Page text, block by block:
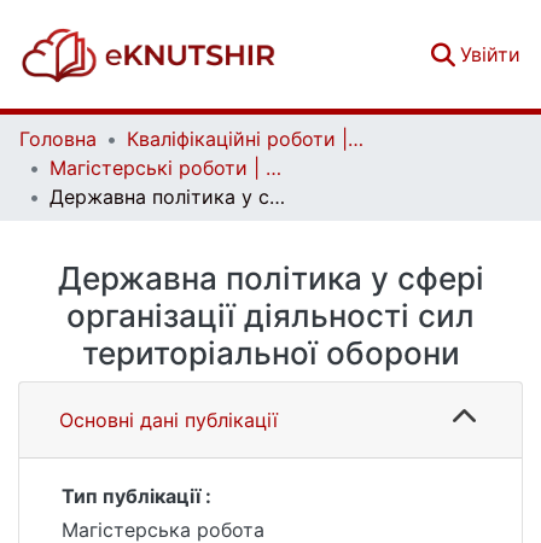
Увійти
Головна
Кваліфікаційні роботи | Qualifying works
Магістерські роботи | Master's theses
Державна політика у сфері організації діяльності сил територіальної оборони
Державна політика у сфері
організації діяльності сил
територіальної оборони
Основні дані публікації
Тип публікації :
Магістерська робота